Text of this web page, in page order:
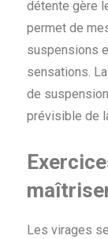
détente gère
permet de
suspensions
sensations.
de
prévisible de
Les virages